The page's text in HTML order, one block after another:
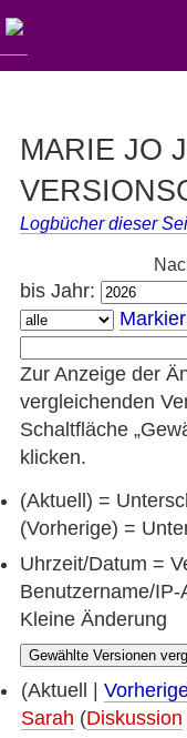
MARIE JO
Logbücher dieser
bis Jahr:
Zur Anzeige der
vergleichenden
Schaltfläche
klicken.
(Aktuell) =
(Vorherige) =
Uhrzeit/Datum =
Benutzername/
Kleine Änderung
(Aktuell |
Sarah (Diskussion